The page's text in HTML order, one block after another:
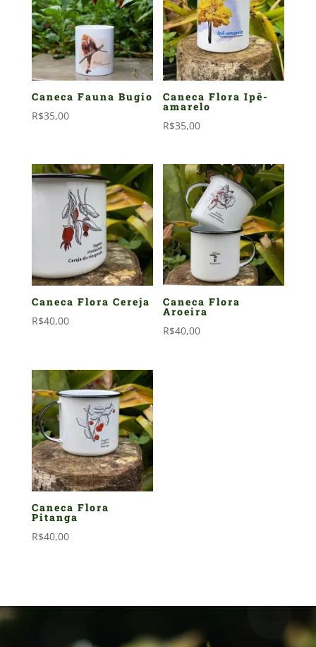
Caneca Fauna Bugio
R$35,00
Caneca Flora Ipê-
amarelo
R$35,00
Caneca Flora Cereja
R$40,00
Caneca Flora
Aroeira
R$40,00
Caneca Flora
Pitanga
R$40,00